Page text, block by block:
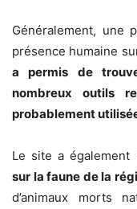
Généralement, une
présence humaine
a permis de
nombreux outils
probablement
Le site a également
sur la faune de la
d’animaux morts